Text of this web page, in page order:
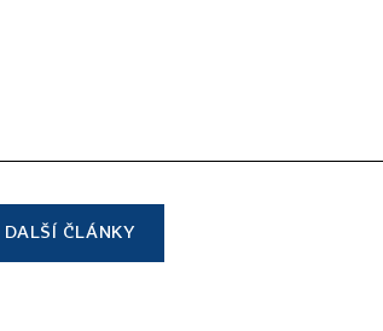
DALŠÍ ČLÁNKY